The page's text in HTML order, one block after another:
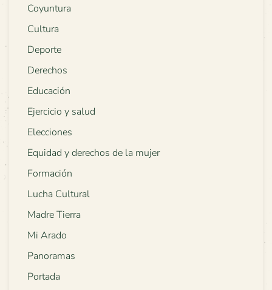
Coyuntura
Cultura
Deporte
Derechos
Educación
Ejercicio y salud
Elecciones
Equidad y derechos de la mujer
Formación
Lucha Cultural
Madre Tierra
Mi Arado
Panoramas
Portada